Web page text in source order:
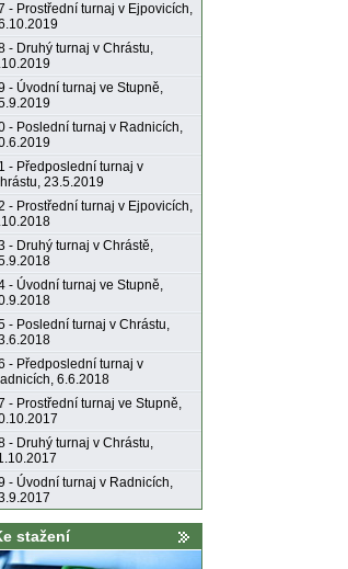
- Prostřední turnaj v Ejpovicích,
- Druhý turnaj v Chrástu,
- Úvodní turnaj ve Stupně,
- Poslední turnaj v Radnicích,
- Předposlední turnaj v
23.5.2019
- Prostřední turnaj v Ejpovicích,
- Druhý turnaj v Chrástě,
- Úvodní turnaj ve Stupně,
- Poslední turnaj v Chrástu,
- Předposlední turnaj v
6.6.2018
- Prostřední turnaj ve Stupně,
- Druhý turnaj v Chrástu,
- Úvodní turnaj v Radnicích,
stažení